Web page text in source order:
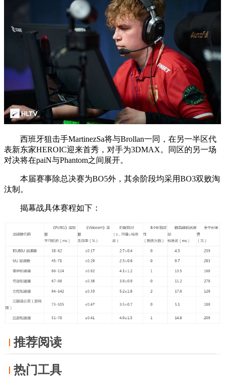
西班牙狙击手MartinezSa将与Brollan一同，在另一半区代
表新东家HEROIC迎来首秀，对手为3DMAX。同区的另一场
对决将在paiN与Phantom之间展开。
本届赛事除总决赛为BO5外，其余阶段均采用BO3双败淘
汰制。
揭幕战具体赛程如下：
推荐阅读
热门工具